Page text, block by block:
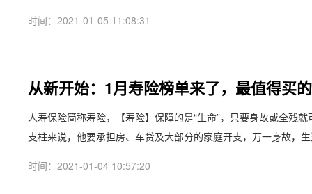
时间：2021-01-05 11:08:31
从新开始：1月寿险榜单来了，最值得买
人寿保险简称寿险，【寿险】保障的是“生命”，只要身故或全残
支柱来说，他要承担房、车贷及大部分的家庭开支，万一身故，
时间：2021-01-04 10:57:20